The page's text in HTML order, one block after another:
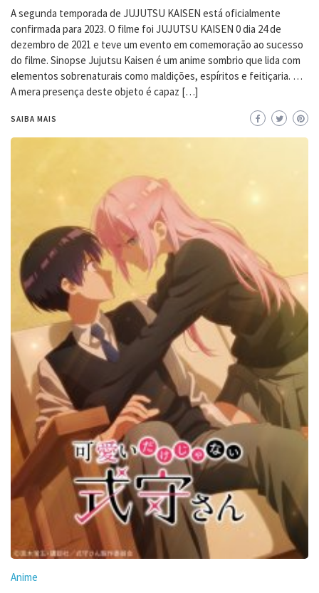
A segunda temporada de JUJUTSU KAISEN está oficialmente
confirmada para 2023. O filme foi JUJUTSU KAISEN 0 dia 24 de
dezembro de 2021 e teve um evento em comemoração ao sucesso
do filme. Sinopse Jujutsu Kaisen é um anime sombrio que lida com
elementos sobrenaturais como maldições, espíritos e feitiçaria. …
A mera presença deste objeto é capaz […]
SAIBA MAIS
Anime